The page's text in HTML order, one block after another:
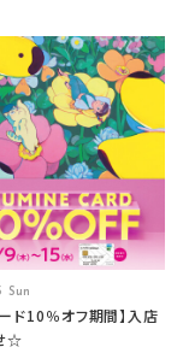
Sun
ド10％オフ期間】入店
☆